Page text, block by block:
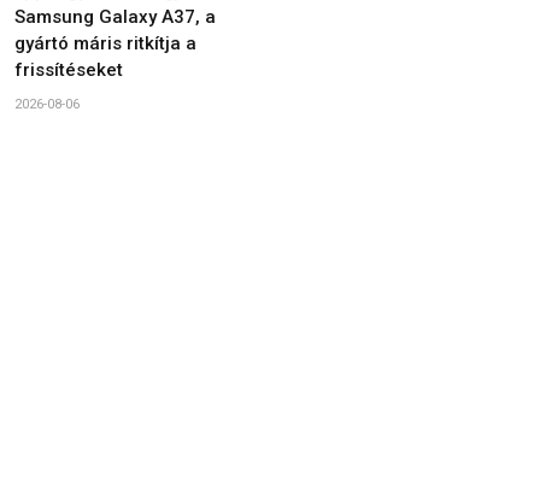
Samsung Galaxy A37, a
gyártó máris ritkítja a
frissítéseket
2026-08-06